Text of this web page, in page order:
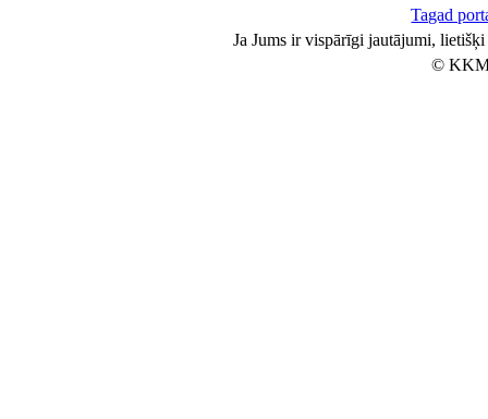
Tagad
Ja Jums ir vispārīgi jautājumi,
©